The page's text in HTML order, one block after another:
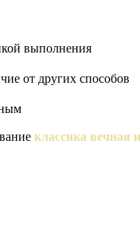
выполнения
от других способов
классика вечная